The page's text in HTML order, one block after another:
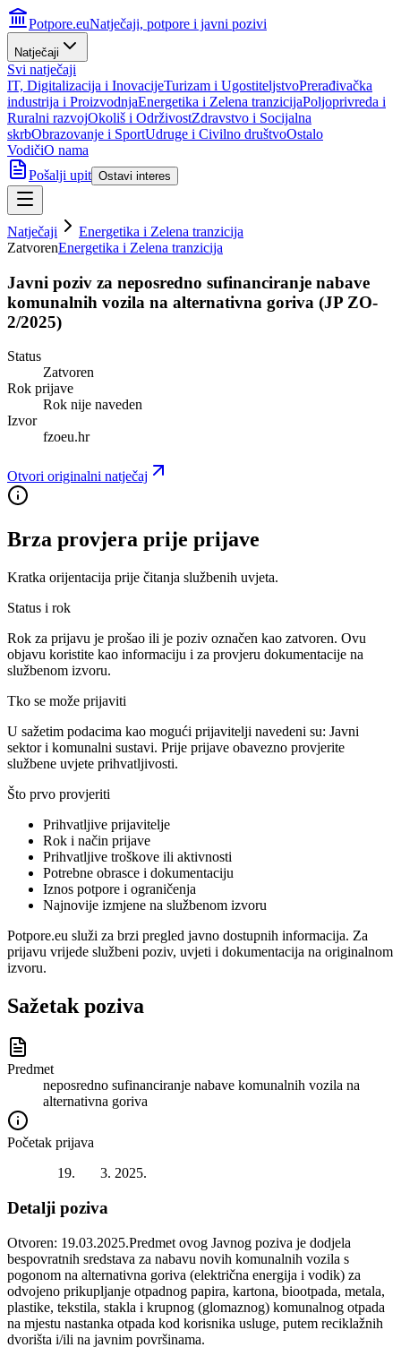
Potpore.euNatječaji, potpore i javni pozivi
Natječaji
Svi natječaji
IT, Digitalizacija i InovacijeTurizam i UgostiteljstvoPrerađivačka
industrija i ProizvodnjaEnergetika i Zelena tranzicijaPoljoprivreda i
Ruralni razvojOkoliš i OdrživostZdravstvo i Socijalna
skrbObrazovanje i SportUdruge i Civilno društvoOstalo
VodičiO nama
Pošalji upit Ostavi interes
Natječaji
Energetika i Zelena tranzicija
ZatvorenEnergetika i Zelena tranzicija
Javni poziv za neposredno sufinanciranje nabave
komunalnih vozila na alternativna goriva (JP ZO-
2/2025)
Status
Zatvoren
Rok prijave
Rok nije naveden
Izvor
fzoeu.hr
Otvori originalni natječaj
Brza provjera prije prijave
Kratka orijentacija prije čitanja službenih uvjeta.
Status i rok
Rok za prijavu je prošao ili je poziv označen kao zatvoren. Ovu
objavu koristite kao informaciju i za provjeru dokumentacije na
službenom izvoru.
Tko se može prijaviti
U sažetim podacima kao mogući prijavitelji navedeni su: Javni
sektor i komunalni sustavi. Prije prijave obavezno provjerite
službene uvjete prihvatljivosti.
Što prvo provjeriti
Prihvatljive prijavitelje
Rok i način prijave
Prihvatljive troškove ili aktivnosti
Potrebne obrasce i dokumentaciju
Iznos potpore i ograničenja
Najnovije izmjene na službenom izvoru
Potpore.eu služi za brzi pregled javno dostupnih informacija. Za
prijavu vrijede službeni poziv, uvjeti i dokumentacija na originalnom
izvoru.
Sažetak poziva
Predmet
neposredno sufinanciranje nabave komunalnih vozila na
alternativna goriva
Početak prijava
Detalji poziva
Otvoren: 19.03.2025.Predmet ovog Javnog poziva je dodjela
bespovratnih sredstava za nabavu novih komunalnih vozila s
pogonom na alternativna goriva (električna energija i vodik) za
odvojeno prikupljanje otpadnog papira, kartona, biootpada, metala,
plastike, tekstila, stakla i krupnog (glomaznog) komunalnog otpada
na mjestu nastanka otpada kod korisnika usluge, putem reciklažnih
dvorišta i/ili na javnim površinama.